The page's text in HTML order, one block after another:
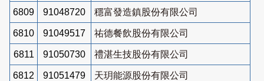
6809 91048720 穩富發造鎮股份有限公司
6810 91049517 祐德餐飲股份有限公司
6811 91050730 禮湛生技股份有限公司
6812 91051479 天玥能源股份有限公司